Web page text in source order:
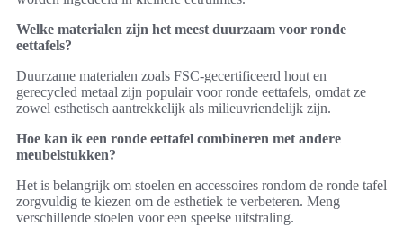
Welke materialen zijn het meest duurzaam voor ronde
eettafels?
Duurzame materialen zoals FSC-gecertificeerd hout en
gerecycled metaal zijn populair voor ronde eettafels, omdat ze
zowel esthetisch aantrekkelijk als milieuvriendelijk zijn.
Hoe kan ik een ronde eettafel combineren met andere
meubelstukken?
Het is belangrijk om stoelen en accessoires rondom de ronde tafel
zorgvuldig te kiezen om de esthetiek te verbeteren. Meng
verschillende stoelen voor een speelse uitstraling.